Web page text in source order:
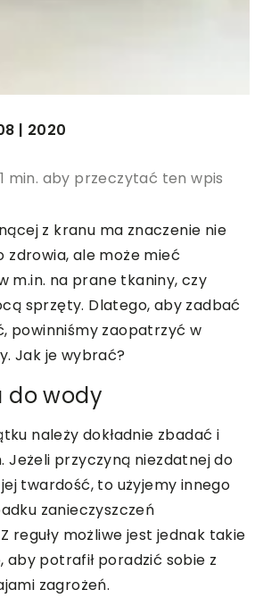
| 2020
min. aby przeczytać ten wpis
z kranu ma znaczenie nie
zdrowia, ale może mieć
m.in. na prane tkaniny, czy
sprzęty. Dlatego, aby zadbać
powinniśmy zaopatrzyć w
Jak je wybrać?
do wody
należy dokładnie zbadać i
Jeżeli przyczyną niezdatnej do
twardość, to użyjemy innego
zanieczyszczeń
reguły możliwe jest jednak takie
aby potrafił poradzić sobie z
zagrożeń.